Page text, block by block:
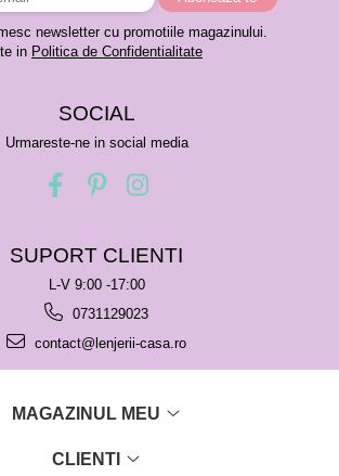
newsletter cu promotiile magazinului.
in Politica de Confidentialitate
SOCIAL
Urmareste-ne in social media
SUPORT CLIENTI
L-V 9:00 -17:00
0731129023
contact@lenjerii-casa.ro
MAGAZINUL MEU
CLIENTI